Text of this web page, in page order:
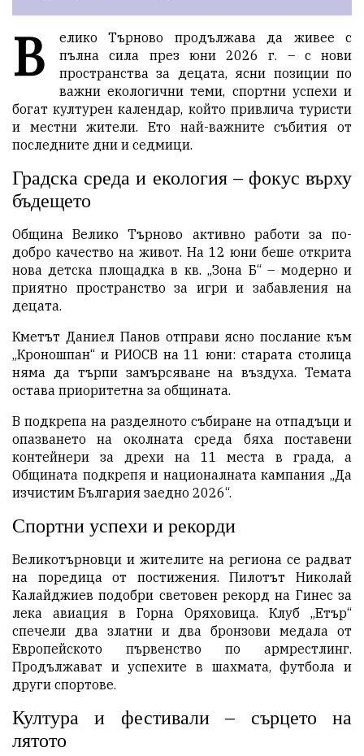
В
елико Търново продължава да живее с
пълна сила през юни 2026 г. – с нови
пространства за децата, ясни позиции по
важни екологични теми, спортни успехи и
богат културен календар, който привлича туристи
и местни жители. Ето най-важните събития от
последните дни и седмици.
Градска среда и екология – фокус върху
бъдещето
Община Велико Търново активно работи за по-
добро качество на живот. На 12 юни беше открита
нова детска площадка в кв. „Зона Б“ – модерно и
приятно пространство за игри и забавления на
децата.
Кметът Даниел Панов отправи ясно послание към
„Кроношпан“ и РИОСВ на 11 юни: старата столица
няма да търпи замърсяване на въздуха. Темата
остава приоритетна за общината.
В подкрепа на разделното събиране на отпадъци и
опазването на околната среда бяха поставени
контейнери за дрехи на 11 места в града, а
Общината подкрепя и националната кампания „Да
изчистим България заедно 2026“.
Спортни успехи и рекорди
Великотърновци и жителите на региона се радват
на поредица от постижения. Пилотът Николай
Калайджиев подобри световен рекорд на Гинес за
лека авиация в Горна Оряховица. Клуб „Етър“
спечели два златни и два бронзови медала от
Европейското първенство по армрестлинг.
Продължават и успехите в шахмата, футбола и
други спортове.
Култура и фестивали – сърцето на
лятото